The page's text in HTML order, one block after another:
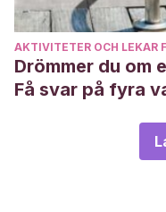
AKTIVITETER OCH LEKAR
Drömmer du om
Få svar på fyra